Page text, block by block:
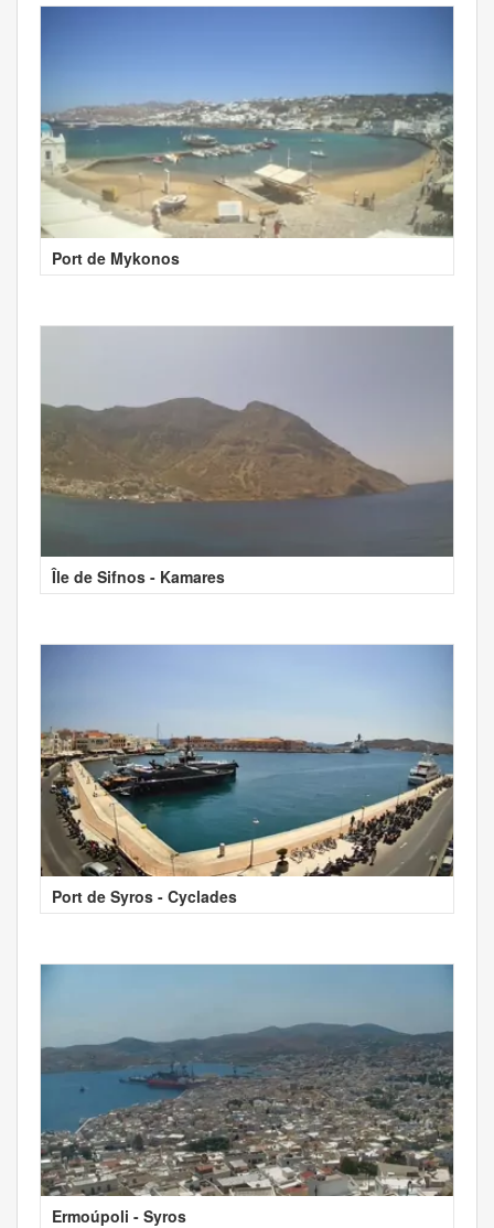
Port de Mykonos
Île de Sifnos - Kamares
Port de Syros - Cyclades
Ermoúpoli - Syros